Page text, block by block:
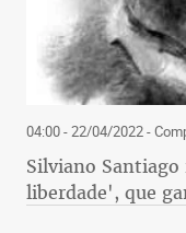
04:00 - 22/04/2022-
Silviano
liberdade', que